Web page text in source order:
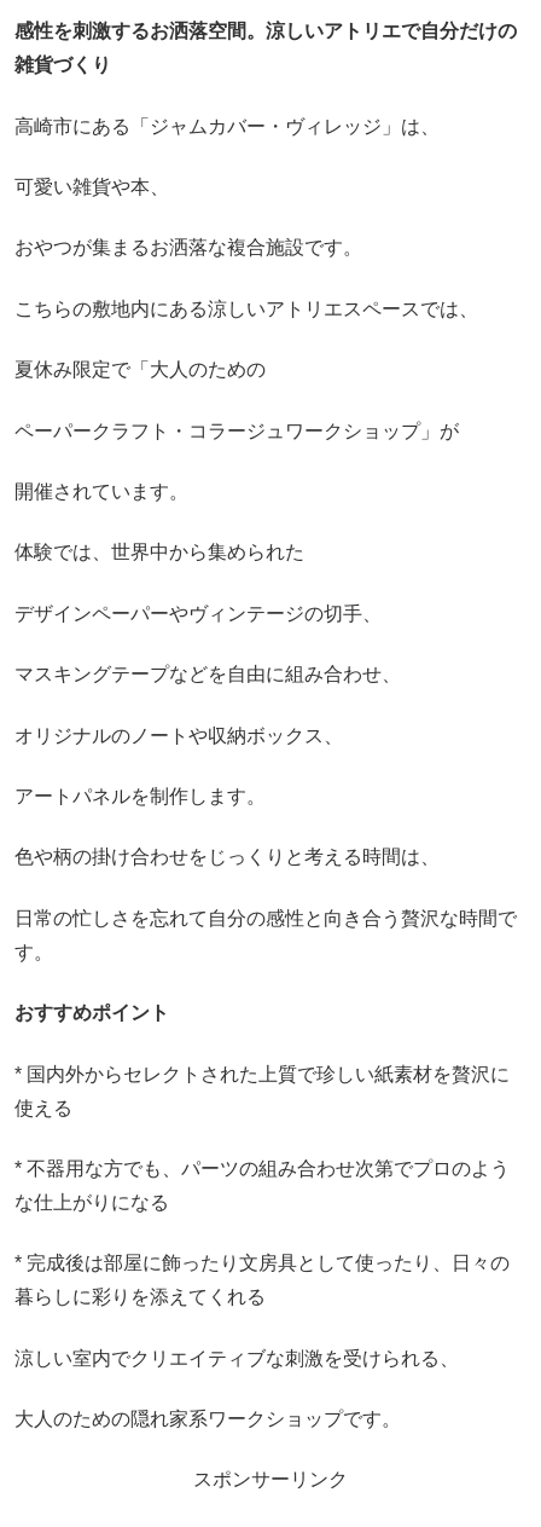
感性を刺激するお洒落空間。涼しいアトリエで自分だけの
雑貨づくり
高崎市にある「ジャムカバー・ヴィレッジ」は、
可愛い雑貨や本、
おやつが集まるお洒落な複合施設です。
こちらの敷地内にある涼しいアトリエスペースでは、
夏休み限定で「大人のための
ペーパークラフト・コラージュワークショップ」が
開催されています。
体験では、世界中から集められた
デザインペーパーやヴィンテージの切手、
マスキングテープなどを自由に組み合わせ、
オリジナルのノートや収納ボックス、
アートパネルを制作します。
色や柄の掛け合わせをじっくりと考える時間は、
日常の忙しさを忘れて自分の感性と向き合う贅沢な時間で
す。
おすすめポイント
* 国内外からセレクトされた上質で珍しい紙素材を贅沢に
使える
* 不器用な方でも、パーツの組み合わせ次第でプロのよう
な仕上がりになる
* 完成後は部屋に飾ったり文房具として使ったり、日々の
暮らしに彩りを添えてくれる
涼しい室内でクリエイティブな刺激を受けられる、
大人のための隠れ家系ワークショップです。
スポンサーリンク